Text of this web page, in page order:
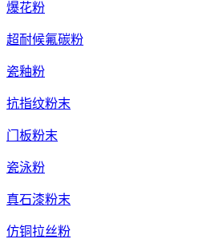
爆花粉
超耐候氟碳粉
瓷釉粉
抗指纹粉末
门板粉末
瓷泳粉
真石漆粉末
仿铜拉丝粉